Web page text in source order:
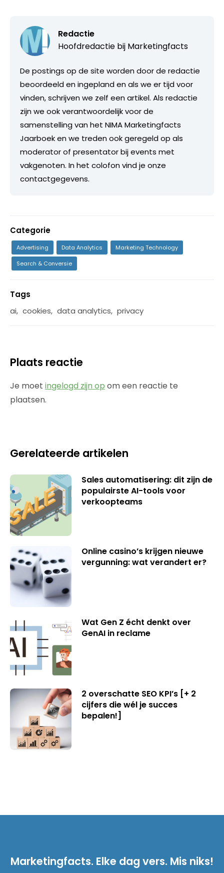
Redactie
Hoofdredactie bij Marketingfacts
De postings op de site worden door de redactie
beoordeeld en ingepland en als we er tijd voor
vinden, schrijven we zelf een artikel. Als redactie
zijn we ook verantwoordelijk voor de
samenstelling van het NIMA Marketingfacts
Jaarboek en we treden ook geregeld op als
moderator of presentator bij events met
vakgenoten. In het colofon vind je onze
contactgegevens.
Categorie
Advertising Data Analytics
Marketing Technology
Search & Conversie
Tags
ai, cookies, data analytics, privacy
Plaats reactie
Je moet ingelogd zijn op om een reactie te
plaatsen.
Gerelateerde artikelen
Sales automatisering: dit zijn de
populairste AI-tools voor
verkoopteams
Online casino’s krijgen nieuwe
vergunning: wat verandert er?
Wat Gen Z écht denkt over
GenAI in reclame
2 overschatte SEO KPI’s [+ 2
cijfers die wél je succes
bepalen!]
Marketingfacts. Elke dag vers. Mis niks!